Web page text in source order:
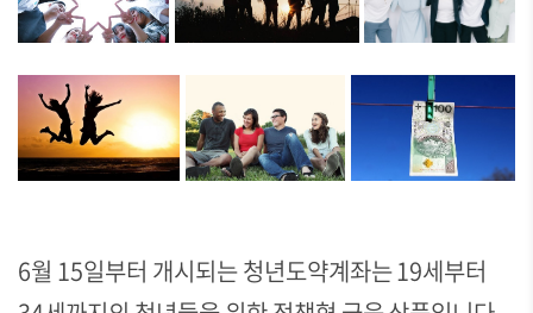
6월 15일부터 개시되는 청년도약계좌는 19세부터